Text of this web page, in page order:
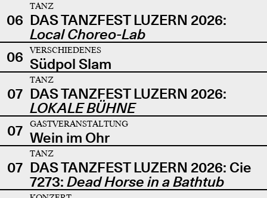
06
TANZ
DAS TANZFEST LUZERN 2026:
Local Choreo-Lab
06
VERSCHIEDENES
Südpol Slam
07
TANZ
DAS TANZFEST LUZERN 2026:
LOKALE BÜHNE
07
GASTVERANSTALTUNG
Wein im Ohr
07
TANZ
DAS TANZFEST LUZERN 2026: Cie
7273: Dead Horse in a Bathtub